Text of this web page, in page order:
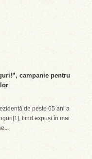
campanie pentru
de peste 65 ani a
fiind expuși în mai